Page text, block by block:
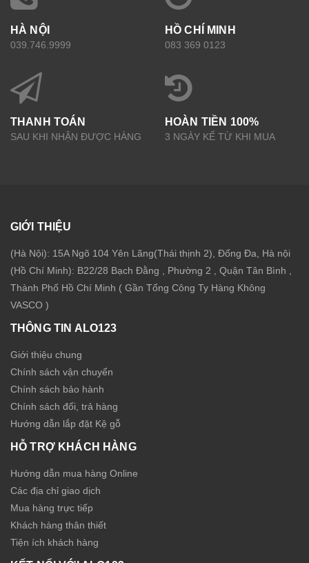
HÀ NỘI
039.746.9999
HỒ CHÍ MINH
083 369 0123
THANH TOÁN
SAU KHI NHẬN ĐƯỢC HÀNG
HOÀN TIỀN 100%
3 NGÀY KỂ TỪ KHI MUA
GIỚI THIỆU
(Hà Nội): 15A Ngõ 104 Yên Lãng(Thái thịnh 2), Đống Đa, Hà nội
(Hồ Chí Minh): B22/28 Bạch Đằng , Phường 2 , Quận Tân Bình ,
Thành Phố Hồ Chí Minh ( Gần Tổng Công Ty Hàng Không
VASCO )
THÔNG TIN ALO123
Giới thiệu chung
Chính sách vận chuyển
Chính sách bảo hành
Chính sách đổi, trả hàng
Hướng dẫn lắp đặt Kệ gỗ
HỖ TRỢ KHÁCH HÀNG
Hướng dẫn mua hàng Online
Các địa chỉ giao dịch
Mua hàng trực tiếp
Khách hàng thân thiết
Tiện ích khách hàng